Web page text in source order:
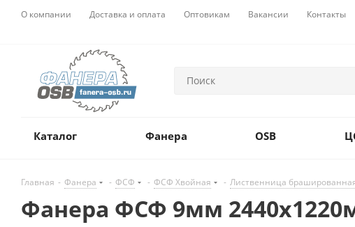
О компании Доставка и оплата Оптовикам Вакансии Контакты
Каталог Фанера OSB
Главная - Фанера - ФСФ - ФСФ Хвойная - Лиственница
Фанера ФСФ 9мм